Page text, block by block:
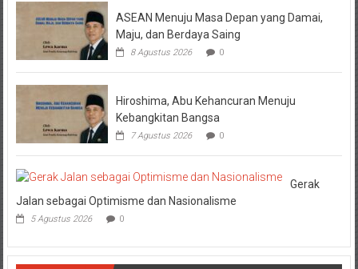
ASEAN Menuju Masa Depan yang Damai,
Maju, dan Berdaya Saing
8 Agustus 2026 0
Hiroshima, Abu Kehancuran Menuju
Kebangkitan Bangsa
7 Agustus 2026 0
Gerak
Jalan sebagai Optimisme dan Nasionalisme
5 Agustus 2026 0